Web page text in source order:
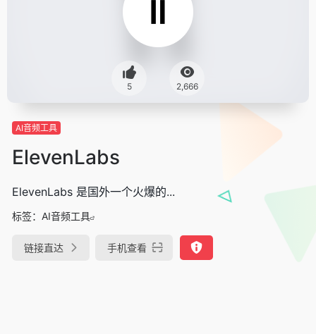
5 2,666
AI音频工具
ElevenLabs
ElevenLabs 是国外一个火爆的...
标签： AI音频工具
链接直达 手机查看